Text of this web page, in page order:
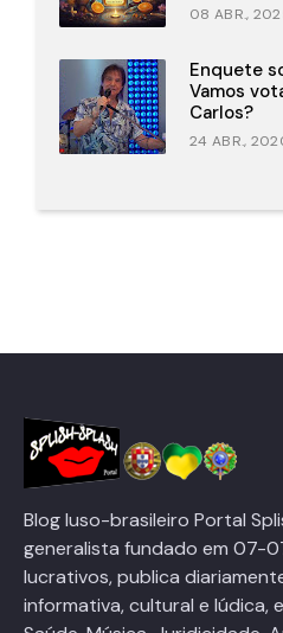
08 ABR.,
Enquete
Vamos
Carlos?
24 ABR.,
Blog luso-brasileiro Portal
generalista fundado em 07-
lucrativos, publica
informativa, cultural e lúdica,